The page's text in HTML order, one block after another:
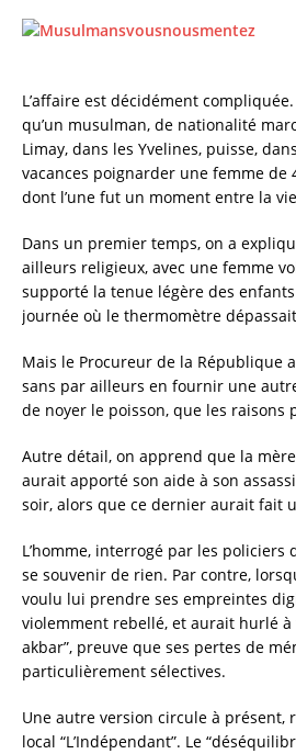
c
b
o
o
it
r
ai a
L’affaire est décidément
qu’un musulman, de nationalité
Limay, dans les Yvelines, puisse,
vacances poignarder une femme de
dont l’une fut un moment entre la
Dans un premier temps, on a
ailleurs religieux, avec une femme
supporté la tenue légère des
journée où le thermomètre
Mais le Procureur de la République
sans par ailleurs en fournir une
de noyer le poisson, que les raisons
Autre détail, on apprend que la
aurait apporté son aide à son
soir, alors que ce dernier aurait fait
L’homme, interrogé par les
se souvenir de rien. Par contre,
voulu lui prendre ses empreintes
violemment rebellé, et aurait hurlé à
akbar”, preuve que ses pertes de
particulièrement sélectives.
Une autre version circule à présent,
local “L’Indépendant”. Le